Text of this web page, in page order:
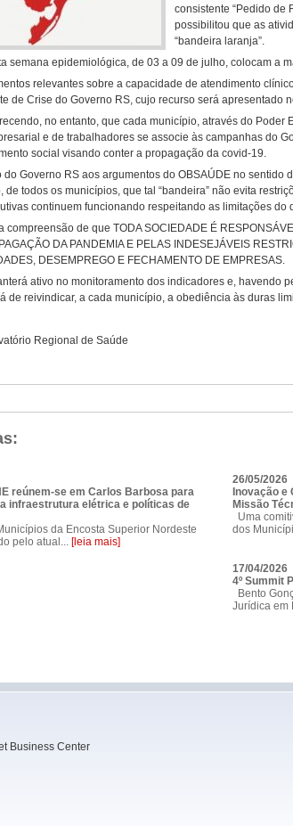
consistente “Pedido de
possibilitou que as
“bandeira laranja”.
semana epidemiológica, de 03 a 09 de julho, colocam a
relevantes sobre a capacidade de atendimento
de Crise do Governo RS, cujo recurso será apresentado
no entanto, que cada município, através do
e de trabalhadores se associe às campanhas do
social visando conter a propagação da covid-19.
Governo RS aos argumentos do OBSAÚDE no sentido
de todos os municípios, que tal “bandeira” não evita
continuem funcionando respeitando as limitações do
compreensão de que TODA SOCIEDADE É
DA PANDEMIA E PELAS INDESEJÁVEIS
DESEMPREGO E FECHAMENTO DE EMPRESAS.
ativo no monitoramento dos indicadores e, havendo
de reivindicar, a cada município, a obediência às duras
Regional de Saúde
reúnem-se em Carlos Barbosa para
infraestrutura elétrica e políticas de
da Encosta Superior Nordeste
pelo atual... [leia mais]
26/05/2026
Inovação e
Missão
Uma
dos
17/04/2026
4º Summit
Bento
Jurídica em
Business Center